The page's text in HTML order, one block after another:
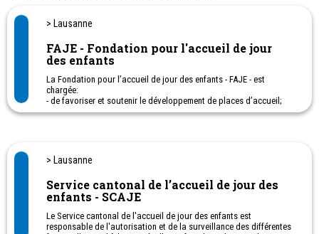
> Lausanne
FAJE - Fondation pour l'accueil de jour
des enfants
La Fondation pour l’accueil de jour des enfants - FAJE - est
chargée:
- de favoriser et soutenir le développement de places d’accueil;
- d’octroyer, par l’intermédiaire des réseaux régionaux d’accueil de
> Lausanne
Service cantonal de l’accueil de jour des
enfants - SCAJE
Le Service cantonal de l'accueil de jour des enfants est
responsable de l'autorisation et de la surveillance des différentes